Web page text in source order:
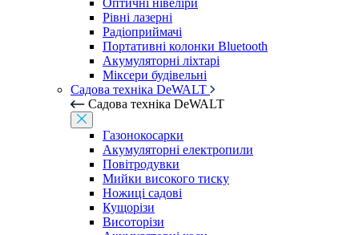
Оптичні нівеліри
Рівні лазерні
Радіоприймачі
Портативні колонки Bluetooth
Акумуляторні ліхтарі
Міксери будівельні
Садова техніка DeWALT
Садова техніка DeWALT
Газонокосарки
Акумуляторні електропили
Повітродувки
Мийки високого тиску
Ножиці садові
Кущорізи
Висоторізи